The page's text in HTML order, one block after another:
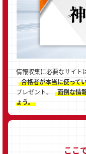
情報収集に必要なサイト
合格者が本当に使って
プレゼント。
面倒な情
ょう。
ここ